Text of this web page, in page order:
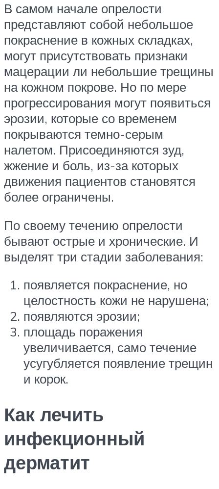
В самом начале опрелости
представляют собой небольшое
покраснение в кожных складках,
могут присутствовать признаки
мацерации ли небольшие трещины
на кожном покрове. Но по мере
прогрессирования могут появиться
эрозии, которые со временем
покрываются темно-серым
налетом. Присоединяются зуд,
жжение и боль, из-за которых
движения пациентов становятся
более ограничены.
По своему течению опрелости
бывают острые и хронические. И
выделят три стадии заболевания:
появляется покраснение, но
целостность кожи не нарушена;
появляются эрозии;
площадь поражения
увеличивается, само течение
усугубляется появление трещин
и корок.
Как лечить
инфекционный
дерматит